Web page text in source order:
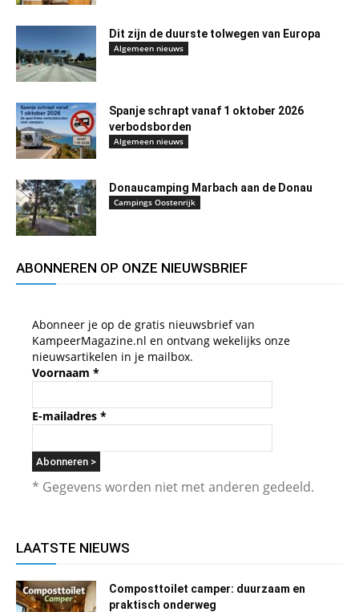
Dit zijn de duurste tolwegen van Europa
Algemeen nieuws
Spanje schrapt vanaf 1 oktober 2026
verbodsborden
Algemeen nieuws
Donaucamping Marbach aan de Donau
Campings Oostenrijk
ABONNEREN OP ONZE NIEUWSBRIEF
Abonneer je op de gratis nieuwsbrief van
KampeerMagazine.nl en ontvang wekelijks onze
nieuwsartikelen in je mailbox.
Voornaam *
E-mailadres *
* Gegevens worden niet met anderen gedeeld.
LAATSTE NIEUWS
Composttoilet camper: duurzaam en
praktisch onderweg